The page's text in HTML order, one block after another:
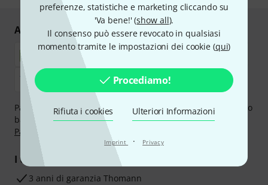
preferenze, statistiche e marketing cliccando su
'Va bene!' (show all).
Il consenso può essere revocato in qualsiasi
momento tramite le impostazioni dei cookie (qui)
Procediamo!
Rifiuta i cookies Ulteriori Informazioni
Imprint · Privacy
Acquisti e pagamenti sicuri
Paga in tutta sicurezza con Contanti alla consegna, Bonifico
bancario, PayPal, Amazon Pay,Klarna Paga Ora,Klarna
Paga in 3 rate
oppure Carta di credito.
I tuoi vantaggi
3 anni di garanzia Thomann